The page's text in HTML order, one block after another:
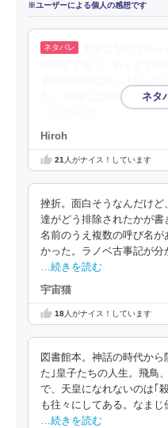
※ユーザーによる個人の感想です
た」人物には黒太枠がつ
Hiroh
21 人がナイス！しています
挫折。面白そうなんだけ
達がどう排除されたかが
名前のうえ複数の呼び名
かった。ラノベ古事記が分
…続きを読む
宇宙猫
18人がナイス！しています
図書館本。神話の時代か
た｣皇子たちの人生。飛鳥
で、天皇になれないのは｢
も往々にしてある。なまじ
…続きを読む